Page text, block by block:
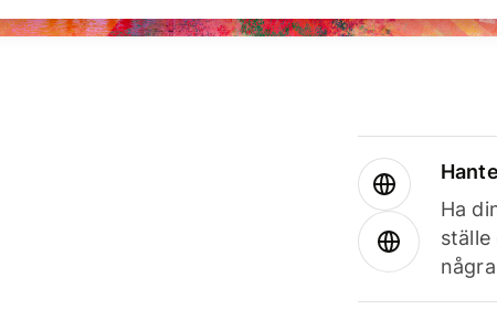
Ha
ställe